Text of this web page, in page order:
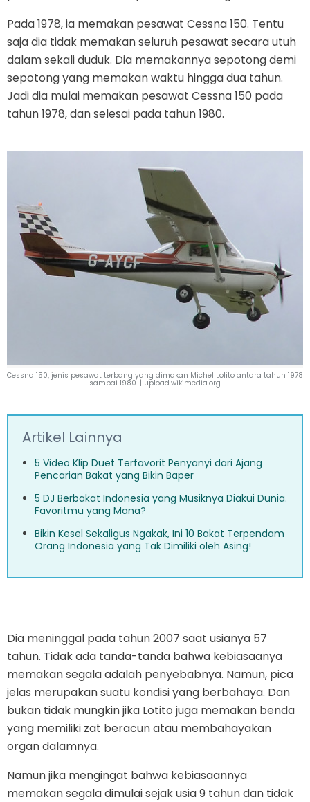
Pada 1978, ia memakan pesawat Cessna 150. Tentu
saja dia tidak memakan seluruh pesawat secara utuh
dalam sekali duduk. Dia memakannya sepotong demi
sepotong yang memakan waktu hingga dua tahun.
Jadi dia mulai memakan pesawat Cessna 150 pada
tahun 1978, dan selesai pada tahun 1980.
Cessna 150, jenis pesawat terbang yang dimakan Michel Lolito antara tahun 1978
sampai 1980. | upload.wikimedia.org
Artikel Lainnya
5 Video Klip Duet Terfavorit Penyanyi dari Ajang
Pencarian Bakat yang Bikin Baper
5 DJ Berbakat Indonesia yang Musiknya Diakui Dunia.
Favoritmu yang Mana?
Bikin Kesel Sekaligus Ngakak, Ini 10 Bakat Terpendam
Orang Indonesia yang Tak Dimiliki oleh Asing!
Dia meninggal pada tahun 2007 saat usianya 57
tahun. Tidak ada tanda-tanda bahwa kebiasaanya
memakan segala adalah penyebabnya. Namun, pica
jelas merupakan suatu kondisi yang berbahaya. Dan
bukan tidak mungkin jika Lotito juga memakan benda
yang memiliki zat beracun atau membahayakan
organ dalamnya.
Namun jika mengingat bahwa kebiasaannya
memakan segala dimulai sejak usia 9 tahun dan tidak